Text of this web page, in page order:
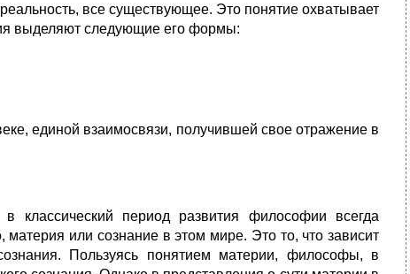
все существующее. Это понятие охватывает
выделяют следующие его формы:
единой взаимосвязи, получившей свое отражение в
классический период развития философии всегда
или сознание в этом мире. Это то, что зависит
Пользуясь понятием материи, философы, в